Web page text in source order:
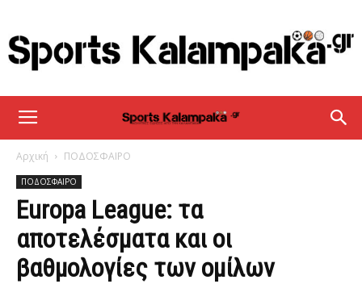
sportskalampaka
Αρχική ΠΟΔΟΣΦΑΙΡΟ
ΠΟΔΟΣΦΑΙΡΟ
Europa League: τα
αποτελέσματα και οι
βαθμολογίες των ομίλων